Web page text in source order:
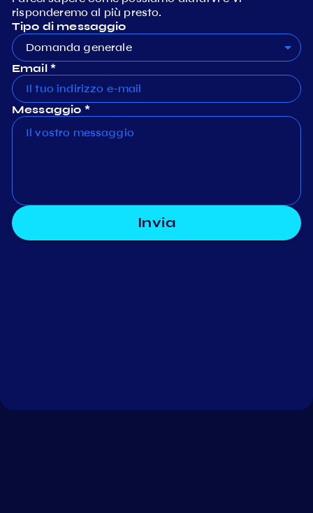
risponderemo al più presto.
Tipo di messaggio
Domanda generale
Email *
Messaggio *
Invia